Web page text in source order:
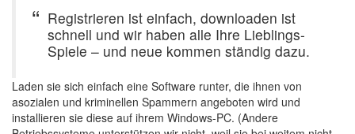
Registrieren ist einfach, downloaden ist
schnell und wir haben alle Ihre Lieblings-
Spiele – und neue kommen ständig dazu.
Laden sie sich einfach eine Software runter, die ihnen von
asozialen und kriminellen Spammern angeboten wird und
installieren sie diese auf ihrem Windows-PC. (Andere